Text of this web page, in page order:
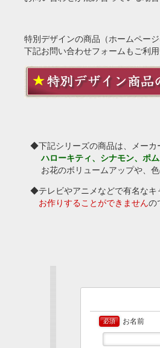
特別デザインの商品（ホームペー
下記お問い合わせフォームもご利用
◆下記シリーズの商品は、メーカ
ハローキティ、シナモン、ポ
お花のボリュームアップや、色
◆テレビやアニメなどで有名な
お作りすることができませんの
必須 お名前